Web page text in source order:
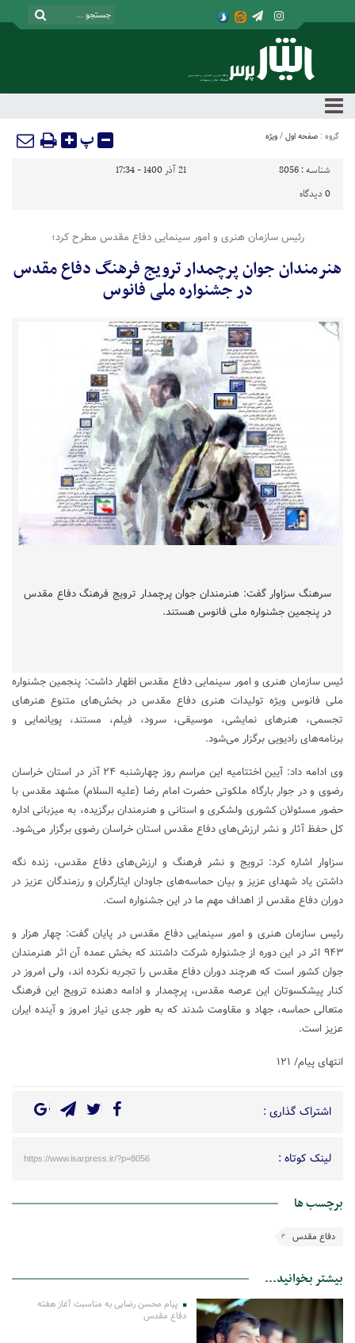
گروه : صفحه اول / ویژه پ
شناسه : 8056
21 آذر 1400 - 17:34
0 دیدگاه
رئیس سازمان هنری و امور سینمایی دفاع مقدس مطرح کرد؛
هنرمندان جوان پرچمدار ترویج فرهنگ دفاع مقدس
در جشنواره ملی فانوس
سرهنگ سزاوار گفت: هنرمندان جوان پرچمدار ترویج فرهنگ دفاع مقدس
در پنجمین جشنواره ملی فانوس هستند.
ئیس سازمان هنری و امور سینمایی دفاع مقدس اظهار داشت: پنجمین جشنواره
ملی فانوس ویژه تولیدات هنری دفاع مقدس در بخش‌های متنوع هنر‌های
تجسمی، هنر‌های نمایشی، موسیقی، سرود، فیلم، مستند، پویانمایی و
برنامه‌های رادیویی برگزار می‌شود.
وی ادامه داد: آیین اختتامیه این مراسم روز چهارشنبه ۲۴ آذر در استان خراسان
رضوی و در جوار بارگاه ملکوتی حضرت امام رضا (علیه السلام) مشهد مقدس با
حضور مسئولان کشوری ولشکری و استانی و هنرمندان برگزیده، به میزبانی اداره
کل حفظ آثار و نشر ارزش‌های دفاع مقدس استان خراسان رضوی برگزار می‌شود.
سزاوار اشاره کرد: ترویج و نشر فرهنگ و ارزش‌های دفاع مقدس، زنده نگه
داشتن یاد شهدای عزیز و بیان حماسه‌های جاودان ایثارگران و رزمندگان عزیز در
دوران دفاع مقدس از اهداف مهم ما در این جشنواره است.
رئیس سازمان هنری و امور سینمایی دفاع مقدس در پایان گفت: چهار هزار و
۹۴۳ اثر در این دوره از جشنواره شرکت داشتند که بخش عمده آن اثر هنرمندان
جوان کشور است که هرچند دوران دفاع مقدس را تجربه نکرده اند، ولی امروز در
کنار پیشکسوتان این عرصه مقدس، پرچمدار و ادامه دهنده ترویج این فرهنگ
متعالی حماسه، جهاد و مقاومت شدند که به طور جدی نیاز امروز و آینده ایران
عزیز است.
انتهای پیام/ ۱۲۱
اشتراک گذاری :
لینک کوتاه : https://www.isarpress.ir/?p=8056
برچسب ها
دفاع مقدس
بیشتر بخوانید...
پیام محسن رضایی به مناسبت آغاز هفته
دفاع مقدس